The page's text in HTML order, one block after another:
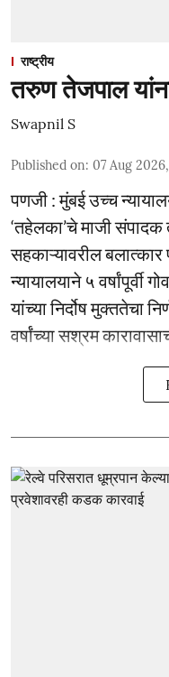
राष्ट्रीय
तरुण तेजपाल
Swapnil S
Published on: 07 Aug
पणजी : मुंबई उच्च
‘तहेलका’चे माजी
सहकाऱ्यावरील
न्यायालयाने ५ वर्षांपूर्वी
यांच्या निर्दोष मुक्ततेचा
वर्षांच्या सश्रम